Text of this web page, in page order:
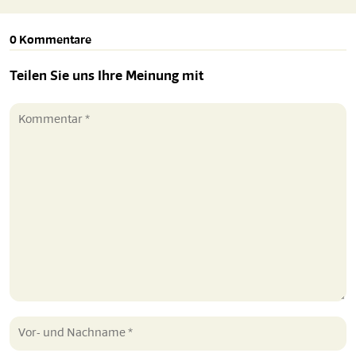
0 Kommentare
Teilen Sie uns Ihre Meinung mit